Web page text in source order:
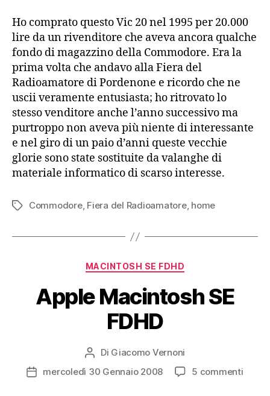
Ho comprato questo Vic 20 nel 1995 per 20.000
lire da un rivenditore che aveva ancora qualche
fondo di magazzino della Commodore. Era la
prima volta che andavo alla Fiera del
Radioamatore di Pordenone e ricordo che ne
uscii veramente entusiasta; ho ritrovato lo
stesso venditore anche l’anno successivo ma
purtroppo non aveva più niente di interessante
e nel giro di un paio d’anni queste vecchie
glorie sono state sostituite da valanghe di
materiale informatico di scarso interesse.
Tag Commodore, Fiera del Radioamatore, home
Categorie
MACINTOSH SE FDHD
Apple Macintosh SE
FDHD
Autore
articolo
Di Giacomo Vernoni
Datamercoledì 30 Gennaio 2008 5 commentisu